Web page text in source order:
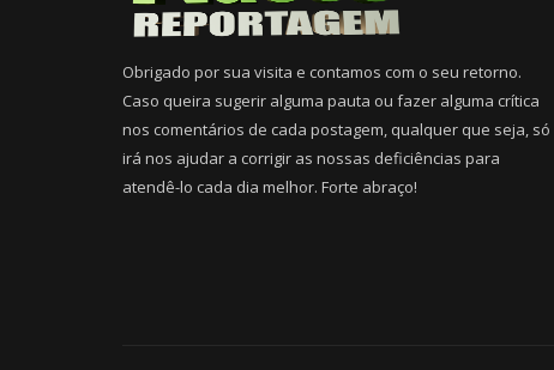
Obrigado por sua visita e contamos com o seu retorno.
Caso queira sugerir alguma pauta ou fazer alguma crítica
nos comentários de cada postagem, qualquer que seja, só
irá nos ajudar a corrigir as nossas deficiências para
atendê-lo cada dia melhor. Forte abraço!